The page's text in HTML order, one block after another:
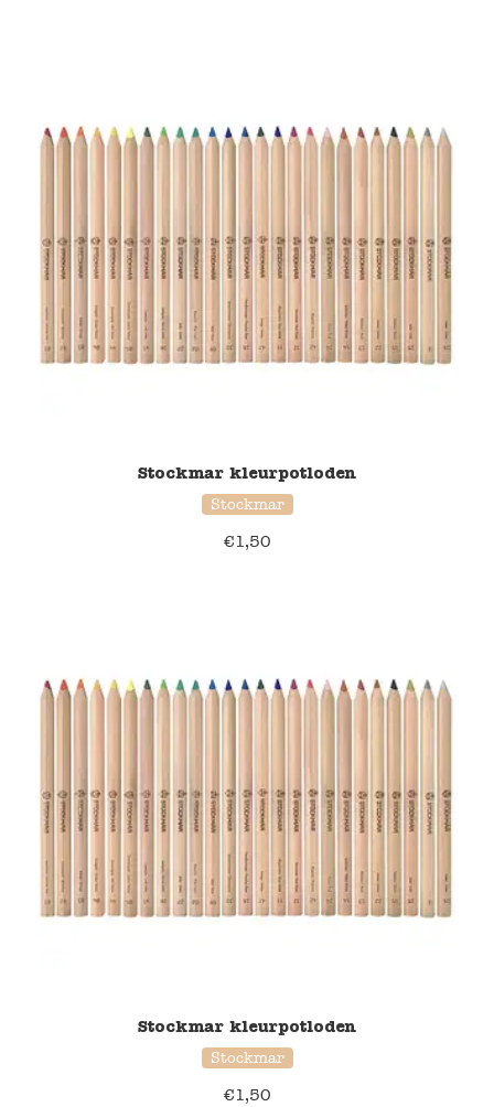
Stockmar kleurpotloden
Stockmar
€1,50
Stockmar kleurpotloden
Stockmar
€1,50